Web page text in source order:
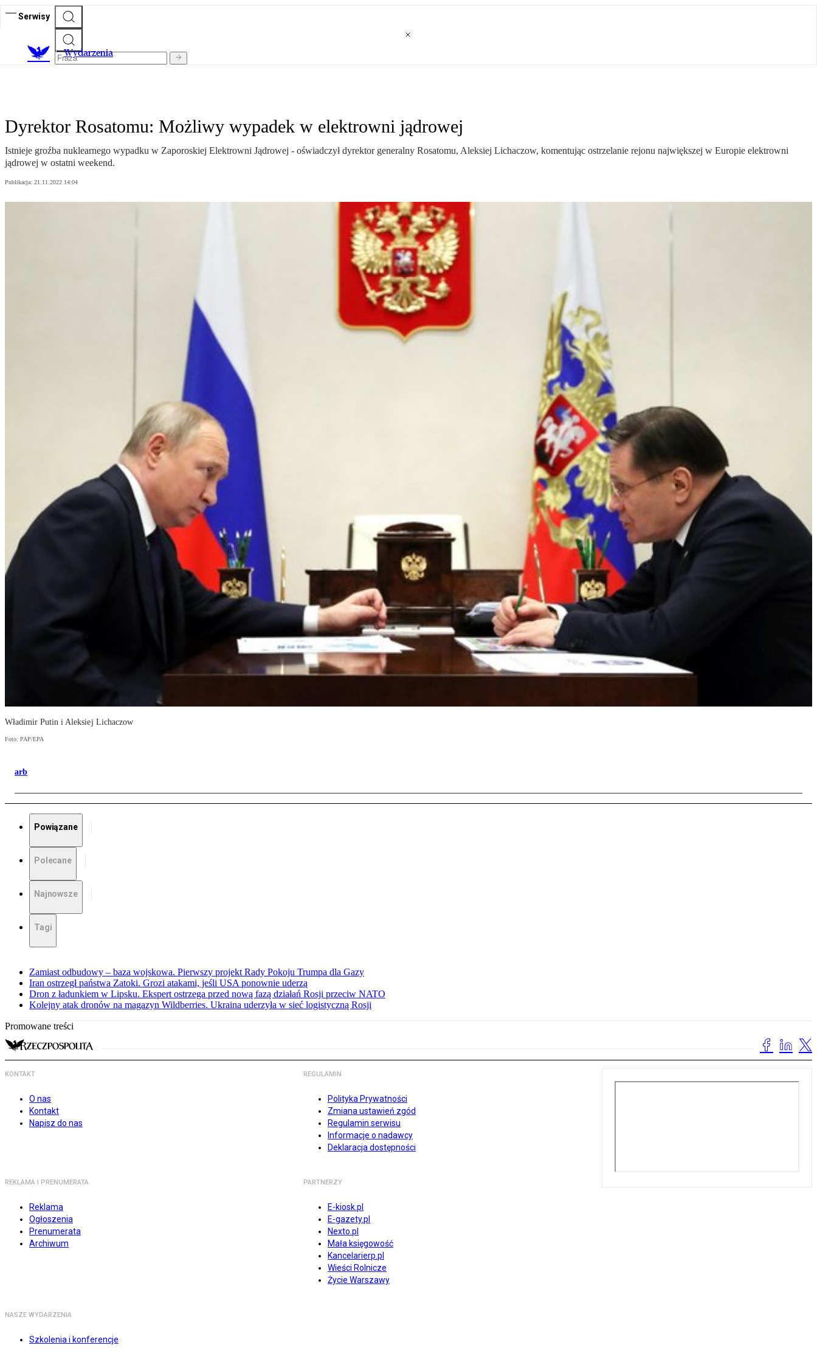
Serwisy
Wydarzenia
Dyrektor Rosatomu: Możliwy wypadek w elektrowni jądrowej
Istnieje groźba nuklearnego wypadku w Zaporoskiej Elektrowni Jądrowej - oświadczył dyrektor generalny Rosatomu, Aleksiej Lichaczow, komentując ostrzelanie rejonu największej w Europie elektrowni
jądrowej w ostatni weekend.
Publikacja: 21.11.2022 14:04
Władimir Putin i Aleksiej Lichaczow
Foto: PAP/EPA
arb
Powiązane
Polecane
Najnowsze
Tagi
Zamiast odbudowy – baza wojskowa. Pierwszy projekt Rady Pokoju Trumpa dla Gazy
Iran ostrzegł państwa Zatoki. Grozi atakami, jeśli USA ponownie uderzą
Dron z ładunkiem w Lipsku. Ekspert ostrzega przed nową fazą działań Rosji przeciw NATO
Kolejny atak dronów na magazyn Wildberries. Ukraina uderzyła w sieć logistyczną Rosji
Promowane treści
KONTAKT
O nas
Kontakt
Napisz do nas
REGULAMIN
Polityka Prywatności
Zmiana ustawień zgód
Regulamin serwisu
Informacje o nadawcy
Deklaracja dostępności
REKLAMA I PRENUMERATA
Reklama
Ogłoszenia
Prenumerata
Archiwum
PARTNERZY
E-kiosk.pl
E-gazety.pl
Nexto.pl
Mała księgowość
Kancelarierp.pl
Wieści Rolnicze
Życie Warszawy
NASZE WYDARZENIA
Szkolenia i konferencje